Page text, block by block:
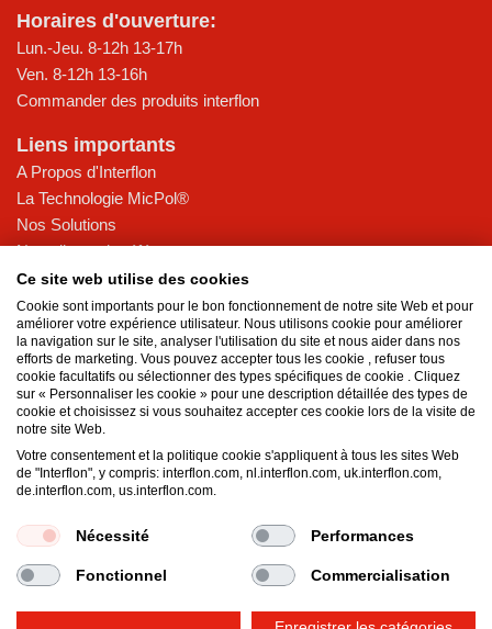
Horaires d'ouverture:
Lun.-Jeu. 8-12h 13-17h
Ven. 8-12h 13-16h
Commander des produits interflon
Liens importants
A Propos d'Interflon
La Technologie MicPol®
Nos Solutions
Nos clients de référence
Conseils
Actualités
Contact
Durabilité @ Interflon
Lubrifiants sans PFAS
EcoVadis Gold rating
Certification NSF 537
Emballage PCR pour cartouches de graisse
Certifications et développement durable
Termes et conditions
Politique de Confidentialité
Ce site web utilise des cookies
Cookie sont importants pour le bon fonctionnement de notre site Web et pour
améliorer votre expérience utilisateur. Nous utilisons cookie pour améliorer
la navigation sur le site, analyser l'utilisation du site et nous aider dans nos
efforts de marketing. Vous pouvez accepter tous les cookie , refuser tous
cookie facultatifs ou sélectionner des types spécifiques de cookie . Cliquez
sur « Personnaliser les cookie » pour une description détaillée des types de
cookie et choisissez si vous souhaitez accepter ces cookie lors de la visite de
notre site Web.
Votre consentement et la politique cookie s'appliquent à tous les sites Web
de "Interflon", y compris: interflon.com, nl.interflon.com, uk.interflon.com,
de.interflon.com, us.interflon.com.
Nécessité Performances
Fonctionnel Commercialisation